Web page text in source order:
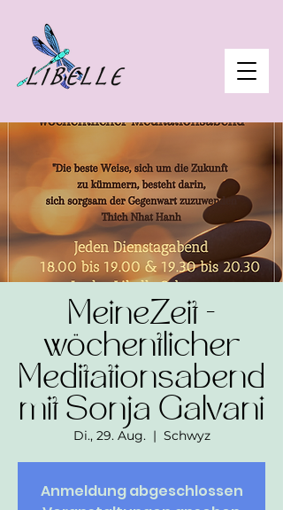
MeineZeit -
wöchentlicher
Meditationsabend
mit Sonja Galvani
Di., 29. Aug.
  |
Schwyz
Anmeldung abgeschlossen